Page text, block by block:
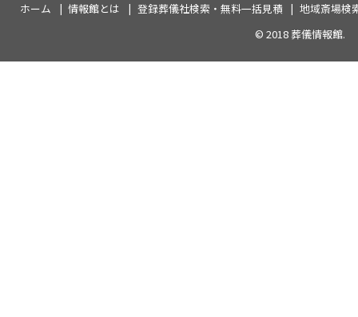
ホーム 情報館とは 登録葬儀社検索・無料一括見積
地域斎場検
© 2018葬儀情報館.